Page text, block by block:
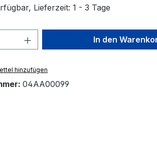
Lieferzeit: 1 - 3 Tage
Anzahl: Gib denIn den
hinzufügen
04AA00099